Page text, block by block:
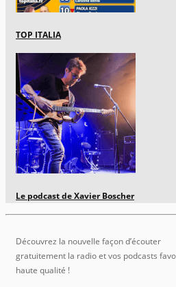
TOP ITALIA
Le podcast de Xavier Boscher
Découvrez la nouvelle façon d’écouter
gratuitement la radio et vos podcasts
haute qualité !